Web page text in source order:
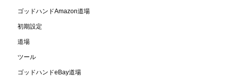
ゴッドハンドAmazon道場
初期設定
道場
ツール
ゴッドハンドeBay道場